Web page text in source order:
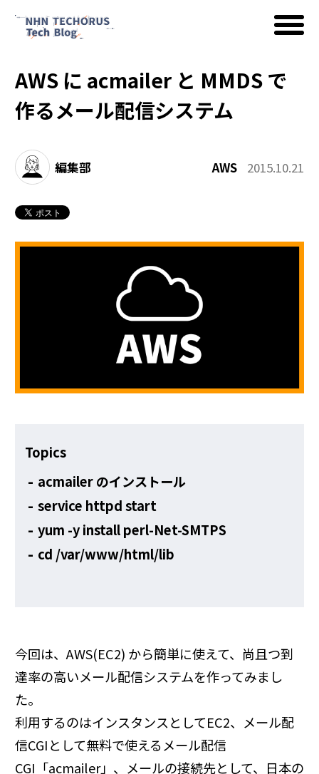
AWS
Google Cloud
イベント
その他
AWS に acmailer と MMDS で
作るメール配信システム
編集部 AWS 2015.10.21
Topics
acmailer のインストール
service httpd start
yum -y install perl-Net-SMTPS
cd /var/www/html/lib
今回は、AWS(EC2) から簡単に使えて、尚且つ到
達率の高いメール配信システムを作ってみまし
た。
利用するのはインスタンスとしてEC2、メール配
信CGIとして無料で使えるメール配信
CGI「acmailer」、メールの接続先として、日本の